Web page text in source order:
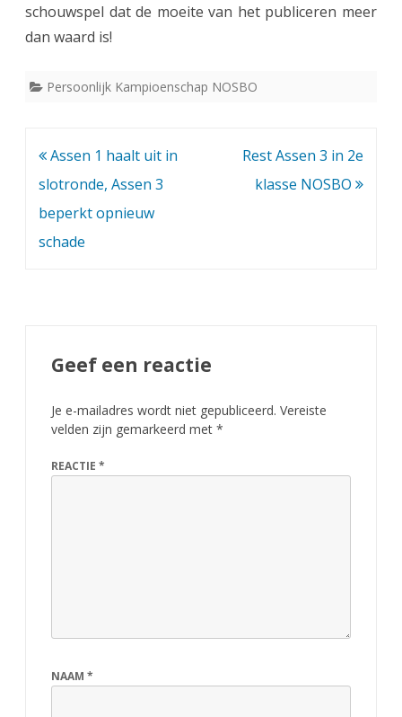
e
d
t
n
schouwspel dat de moeite van het publiceren meer
dan waard is!
Persoonlijk Kampioenschap NOSBO
Bericht
navigatie
Assen 1 haalt uit in
slotronde, Assen 3
beperkt opnieuw
schade
Rest Assen 3 in 2e
klasse NOSBO
Geef een reactie
Je e-mailadres wordt niet gepubliceerd. Vereiste
velden zijn gemarkeerd met *
REACTIE *
NAAM *